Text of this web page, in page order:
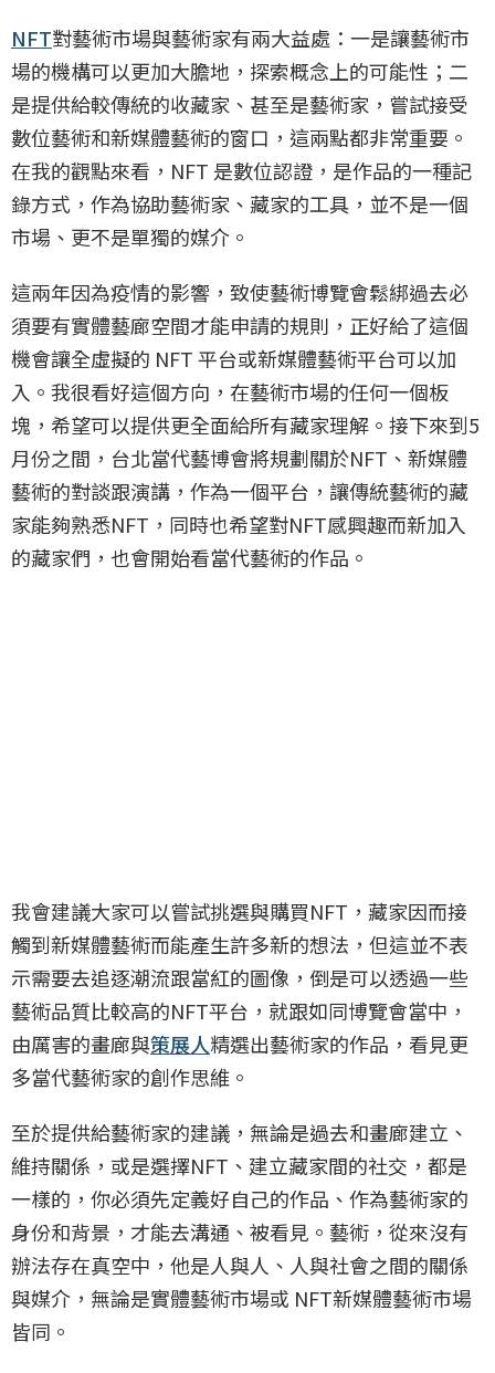
NFT對藝術市場與藝術家有兩大益處：一是讓藝術市
場的機構可以更加大膽地，探索概念上的可能性；二
是提供給較傳統的收藏家、甚至是藝術家，嘗試接受
數位藝術和新媒體藝術的窗口，這兩點都非常重要。
在我的觀點來看，NFT 是數位認證，是作品的一種記
錄方式，作為協助藝術家、藏家的工具，並不是一個
市場、更不是單獨的媒介。
這兩年因為疫情的影響，致使藝術博覽會鬆綁過去必
須要有實體藝廊空間才能申請的規則，正好給了這個
機會讓全虛擬的 NFT 平台或新媒體藝術平台可以加
入。我很看好這個方向，在藝術市場的任何一個板
塊，希望可以提供更全面給所有藏家理解。接下來到5
月份之間，台北當代藝博會將規劃關於NFT、新媒體
藝術的對談跟演講，作為一個平台，讓傳統藝術的藏
家能夠熟悉NFT，同時也希望對NFT感興趣而新加入
的藏家們，也會開始看當代藝術的作品。
我會建議大家可以嘗試挑選與購買NFT，藏家因而接
觸到新媒體藝術而能產生許多新的想法，但這並不表
示需要去追逐潮流跟當紅的圖像，倒是可以透過一些
藝術品質比較高的NFT平台，就跟如同博覽會當中，
由厲害的畫廊與策展人精選出藝術家的作品，看見更
多當代藝術家的創作思維。
至於提供給藝術家的建議，無論是過去和畫廊建立、
維持關係，或是選擇NFT、建立藏家間的社交，都是
一樣的，你必須先定義好自己的作品、作為藝術家的
身份和背景，才能去溝通、被看見。藝術，從來沒有
辦法存在真空中，他是人與人、人與社會之間的關係
與媒介，無論是實體藝術市場或 NFT新媒體藝術市場
皆同。